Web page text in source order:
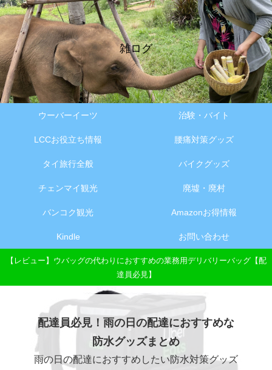
雑ログ
ウーバーイーツ 治験・バイト
LCCお役立ち情報 腰痛対策グッズ
タイ旅行全般 バイクグッズ
チェンマイ観光 廃墟・廃村
バンコク観光 Amazonお得情報
Kindle お問い合わせ
【レビュー】ウバッグの代わりにおすすめの業務用デリバリーバッグ【配
達員必見】
配達員必見！雨の日の配達におすすめな
防水グッズまとめ
雨の日の配達におすすめしたい防水対策グッズ